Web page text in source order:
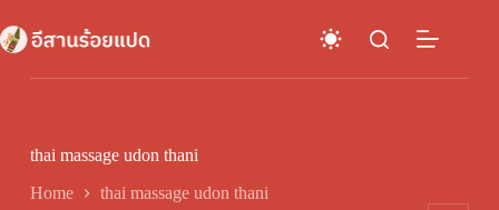
to
content
thai massage udon thani
Home thai massage udon thani